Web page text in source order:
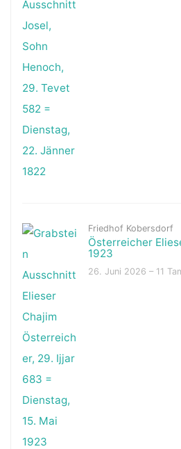
Friedhof Kobersdorf
Österreicher
1923
26. Juni 2026 – 11